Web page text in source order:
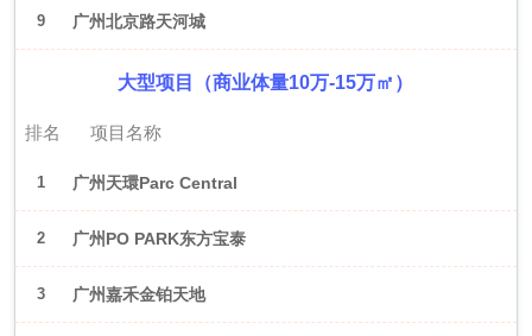
9 广州北京路天河城
大型项目（商业体量10万-15万㎡）
排名 项目名称
1 广州天環Parc Central
2 广州PO PARK东方宝泰
3 广州嘉禾金铂天地